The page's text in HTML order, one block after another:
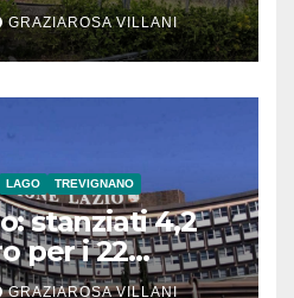
GRAZIAROSA VILLANI
LAGO TREVIGNANO
stanziati 4,2
per i 22
GRAZIAROSA VILLANI